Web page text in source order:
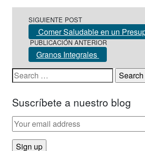
SIGUIENTE POST
Comer Saludable en un
PUBLICACIÓN ANTERIOR
Granos Integrales
Search for:
Suscríbete a nuestro blog